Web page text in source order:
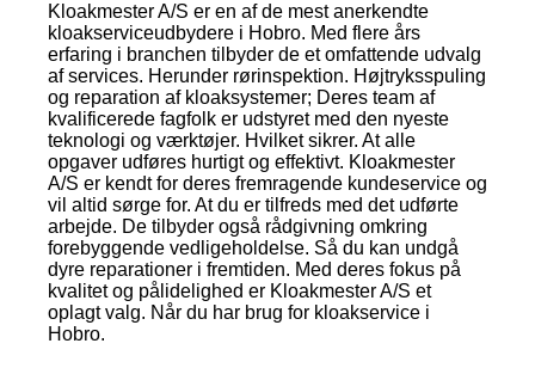
Kloakmester A/S er en af de mest anerkendte
kloakserviceudbydere i Hobro. Med flere års
erfaring i branchen tilbyder de et omfattende udvalg
af services. Herunder rørinspektion. Højtryksspuling
og reparation af kloaksystemer; Deres team af
kvalificerede fagfolk er udstyret med den nyeste
teknologi og værktøjer. Hvilket sikrer. At alle
opgaver udføres hurtigt og effektivt. Kloakmester
A/S er kendt for deres fremragende kundeservice og
vil altid sørge for. At du er tilfreds med det udførte
arbejde. De tilbyder også rådgivning omkring
forebyggende vedligeholdelse. Så du kan undgå
dyre reparationer i fremtiden. Med deres fokus på
kvalitet og pålidelighed er Kloakmester A/S et
oplagt valg. Når du har brug for kloakservice i
Hobro.